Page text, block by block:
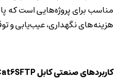
مناسب برای پروژه‌هایی است که
هزینه‌های نگهداری، عیب‌یابی
کاربردهای صنعتی کابل Cat6SFTP و دلایل برتری آن